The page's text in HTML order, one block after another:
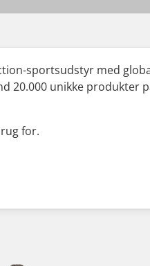
sportsudstyr med
20.000 unikke produkter
for.